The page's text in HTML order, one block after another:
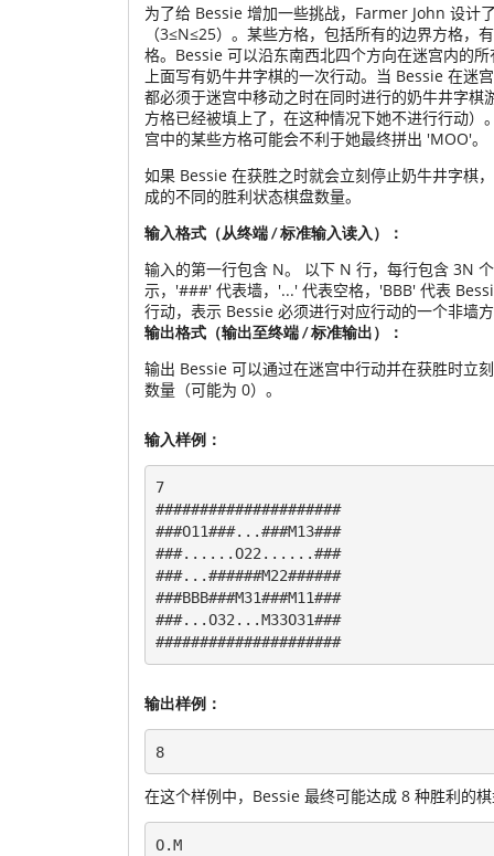
为了给 Bessie 增加一些挑战，Farmer John 设计
（3≤N≤25）。某些方格，包括所有的边界方格，
格。Bessie 可以沿东南西北四个方向在迷宫内的
上面写有奶牛井字棋的一次行动。当 Bessie 在迷
都必须于迷宫中移动之时在同时进行的奶牛井字
方格已经被填上了，在这种情况下她不进行行动
宫中的某些方格可能会不利于她最终拼出 'MOO'。
如果 Bessie 在获胜之时就会立刻停止奶牛井字棋
成的不同的胜利状态棋盘数量。
输入格式（从终端 / 标准输入读入）：
输入的第一行包含 N。 以下 N 行，每行包含 3N
示，'###' 代表墙，'...' 代表空格，'BBB' 代表
行动，表示 Bessie 必须进行对应行动的一个非墙
输出格式（输出至终端 / 标准输出）：
输出 Bessie 可以通过在迷宫中行动并在获胜时立
数量（可能为 0）。
输入样例：
7
#####################
###O11###...###M13###
###......O22......###
###...######M22######
###BBB###M31###M11###
###...O32...M33O31###
输出样例：
在这个样例中，Bessie 最终可能达成 8 种胜利的
O.M